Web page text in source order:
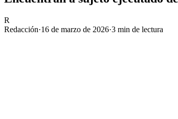
R
Redacción·16 de marzo de 2026·3 min de lectura